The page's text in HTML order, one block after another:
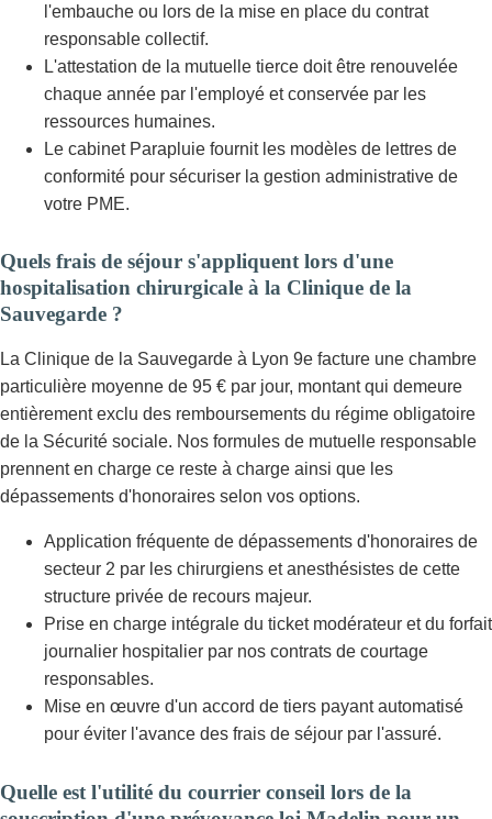
l'embauche ou lors de la mise en place du contrat
responsable collectif.
L'attestation de la mutuelle tierce doit être renouvelée
chaque année par l'employé et conservée par les
ressources humaines.
Le cabinet Parapluie fournit les modèles de lettres de
conformité pour sécuriser la gestion administrative de
votre PME.
Quels frais de séjour s'appliquent lors d'une
hospitalisation chirurgicale à la Clinique de la
Sauvegarde ?
La Clinique de la Sauvegarde à Lyon 9e facture une chambre
particulière moyenne de 95 € par jour, montant qui demeure
entièrement exclu des remboursements du régime obligatoire
de la Sécurité sociale. Nos formules de mutuelle responsable
prennent en charge ce reste à charge ainsi que les
dépassements d'honoraires selon vos options.
Application fréquente de dépassements d'honoraires de
secteur 2 par les chirurgiens et anesthésistes de cette
structure privée de recours majeur.
Prise en charge intégrale du ticket modérateur et du forfait
journalier hospitalier par nos contrats de courtage
responsables.
Mise en œuvre d'un accord de tiers payant automatisé
pour éviter l'avance des frais de séjour par l'assuré.
Quelle est l'utilité du courrier conseil lors de la